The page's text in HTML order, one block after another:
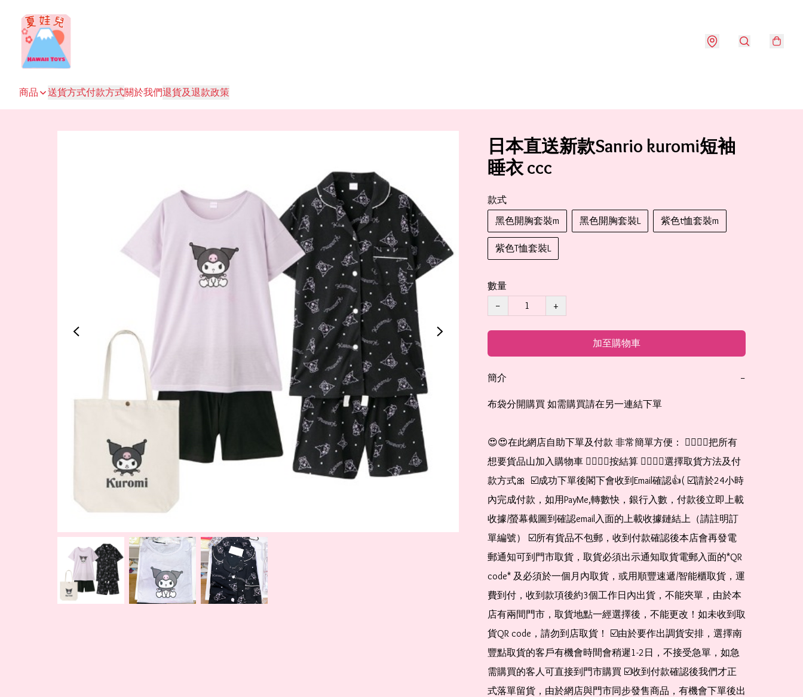
商品 送貨方式付款方式關於我們退貨及退款政策
日本直送新款Sanrio kuromi短袖
睡衣 ccc
款式
黑色開胸套裝m
黑色開胸套裝L 紫色t恤套裝m
紫色T恤套裝L
數量
−
+
加至購物車
簡介 −
布袋分開購買 如需購買請在另一連結下單
😍😍在此網店自助下單及付款 非常簡單方便： 👉🏻👉🏻把所有
想要貨品山加入購物車 👉🏻👉🏻按結算 👉🏻👉🏻選擇取貨方法及付
款方式🎀  ☑️成功下單後閣下會收到Email確認👍( ☑️請於24小時
內完成付款，如用PayMe,轉數快，銀行入數，付款後立即上載
收據/螢幕截圖到確認email入面的上載收據鏈結上（請註明訂
單編號） ☑️所有貨品不包郵，收到付款確認後本店會再發電
郵通知可到門市取貨，取貨必須出示通知取貨電郵入面的*QR
code* 及必須於一個月內取貨，或用順豐速遞/智能櫃取貨，運
費到付，收到款項後約3個工作日內出貨，不能夾單，由於本
店有兩間門市，取貨地點一經選擇後，不能更改！如未收到取
貨QR code，請勿到店取貨！ ☑️由於要作出調貨安排，選擇南
豐點取貨的客戶有機會時間會稍遲1-2日，不接受急單，如急
需購買的客人可直接到門市購買 ☑️收到付款確認後我們才正
式落單留貨，由於網店與門市同步發售商品，有機會下單後出